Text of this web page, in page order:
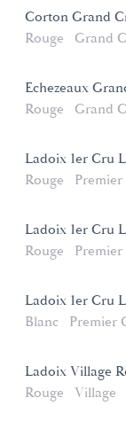
Corton Grand
Rouge
Grand
Echezeaux
Rouge
Grand
Ladoix 1er Cru
Rouge
Ladoix 1er Cru
Rouge
Ladoix 1er Cru
Blanc
Premier
Ladoix Village
Rouge
Village